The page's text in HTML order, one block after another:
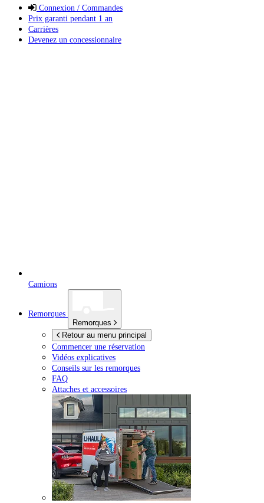
Connexion / Commandes
Prix garanti pendant 1 an
Carrières
Devenez un concessionnaire
Camions
Remorques
Remorques
Retour au menu principal
Commencer une réservation
Vidéos explicatives
Conseils sur les remorques
FAQ
Attaches et accessoires